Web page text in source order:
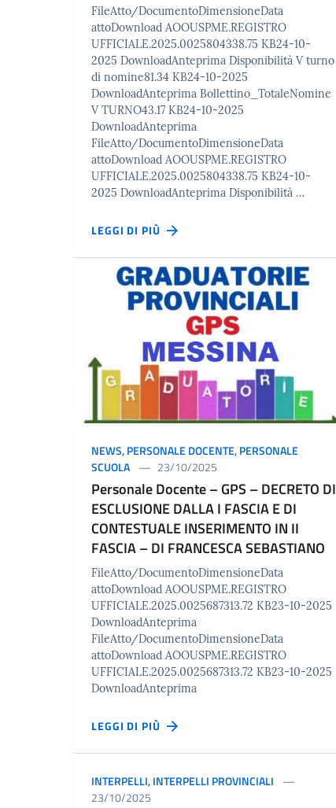
FileAtto/DocumentoDimensioneData
attoDownload AOOUSPME.REGISTRO
UFFICIALE.2025.0025804338.75 KB24-10-
2025 DownloadAnteprima Disponibilità V turno
di nomine81.34 KB24-10-2025
DownloadAnteprima Bollettino_TotaleNomine
V TURNO43.17 KB24-10-2025
DownloadAnteprima
FileAtto/DocumentoDimensioneData
attoDownload AOOUSPME.REGISTRO
UFFICIALE.2025.0025804338.75 KB24-10-
2025 DownloadAnteprima Disponibilità …
LEGGI DI PIÙ
NEWS,PERSONALE DOCENTE,PERSONALE
SCUOLA
23/10/2025
Personale Docente – GPS – DECRETO DI
ESCLUSIONE DALLA I FASCIA E DI
CONTESTUALE INSERIMENTO IN II
FASCIA – DI FRANCESCA SEBASTIANO
FileAtto/DocumentoDimensioneData
attoDownload AOOUSPME.REGISTRO
UFFICIALE.2025.0025687313.72 KB23-10-2025
DownloadAnteprima
FileAtto/DocumentoDimensioneData
attoDownload AOOUSPME.REGISTRO
UFFICIALE.2025.0025687313.72 KB23-10-2025
DownloadAnteprima
LEGGI DI PIÙ
INTERPELLI,INTERPELLI PROVINCIALI
23/10/2025